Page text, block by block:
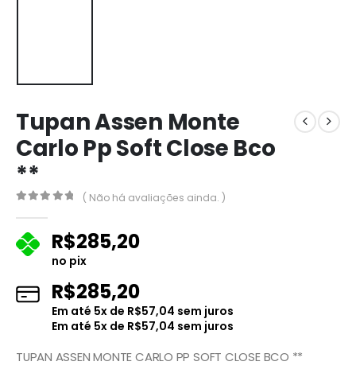
Tupan Assen Monte
Carlo Pp Soft Close Bco
**
( Não há avaliações ainda. )
R$285,20
no pix
R$285,20
Em até 5x de R$57,04 sem juros
Em até 5x de R$57,04 sem juros
TUPAN ASSEN MONTE CARLO PP SOFT CLOSE BCO **